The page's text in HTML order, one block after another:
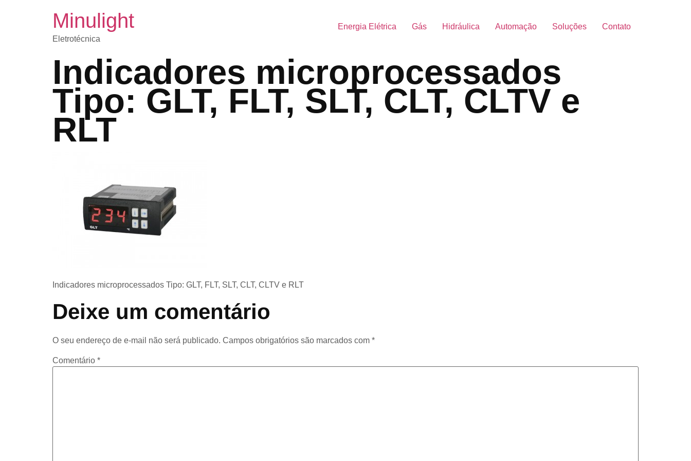
Minulight
Eletrotécnica
Energia Elétrica Gás Hidráulica Automação Soluções Contato
Indicadores microprocessados
Tipo: GLT, FLT, SLT, CLT, CLTV e
RLT
Indicadores microprocessados Tipo: GLT, FLT, SLT, CLT, CLTV e RLT
Deixe um comentário
O seu endereço de e-mail não será publicado. Campos obrigatórios são marcados com *
Comentário *